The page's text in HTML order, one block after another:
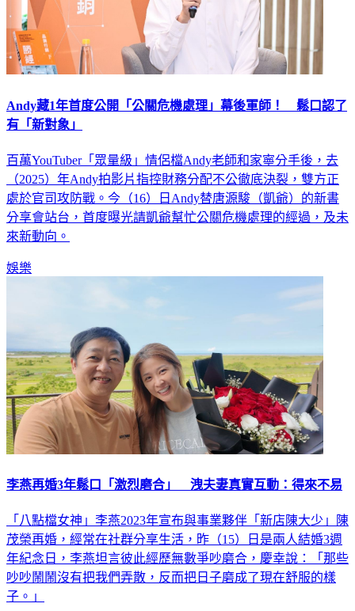
Andy藏1年首度公開「公關危機處理」幕後軍師！ 鬆口認了
有「新對象」
百萬YouTuber「眾量級」情侶檔Andy老師和家寧分手後，去
（2025）年Andy拍影片指控財務分配不公徹底決裂，雙方正
處於官司攻防戰。今（16）日Andy替唐源駿（凱爺）的新書
分享會站台，首度曝光請凱爺幫忙公關危機處理的經過，及未
來新動向。
娛樂
李燕再婚3年鬆口「激烈磨合」 洩夫妻真實互動：得來不易
「八點檔女神」李燕2023年宣布與事業夥伴「新店陳大少」陳
茂榮再婚，經常在社群分享生活，昨（15）日是兩人結婚3週
年紀念日，李燕坦言彼此經歷無數爭吵磨合，慶幸說：「那些
吵吵鬧鬧沒有把我們弄散，反而把日子磨成了現在舒服的樣
子。」